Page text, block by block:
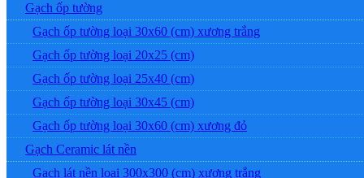
Gạch ốp tường
Gạch ốp tường loại 30x60 (cm) xương trắng
Gạch ốp tường loại 20x25 (cm)
Gạch ốp tường loại 25x40 (cm)
Gạch ốp tường loại 30x45 (cm)
Gạch ốp tường loại 30x60 (cm) xương đỏ
Gạch Ceramic lát nền
Gạch lát nền loại 300x300 (cm) xương trắng